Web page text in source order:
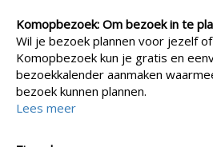
Komopbezoek: Om bezoek in te
Wil je bezoek plannen voor jezelf
Komopbezoek kun je gratis en
bezoekkalender aanmaken
bezoek kunnen plannen.
Lees meer